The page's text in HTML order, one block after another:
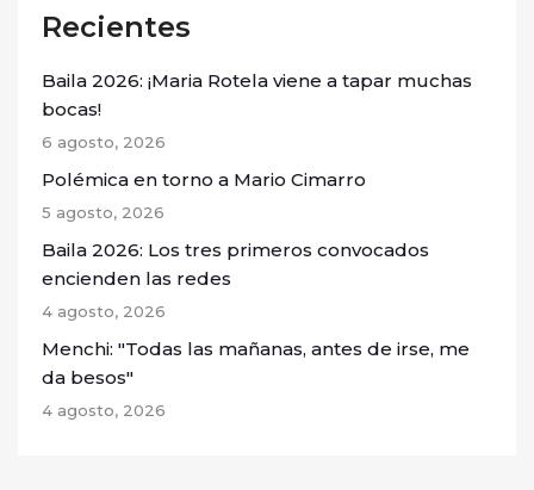
Recientes
Baila 2026: ¡Maria Rotela viene a tapar muchas
bocas!
6 agosto, 2026
Polémica en torno a Mario Cimarro
5 agosto, 2026
Baila 2026: Los tres primeros convocados
encienden las redes
4 agosto, 2026
Menchi: "Todas las mañanas, antes de irse, me
da besos"
4 agosto, 2026